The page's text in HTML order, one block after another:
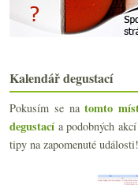
Proč nedávat víno
Neuburské a
7x Experimentální
Còlfondo Agricolo a
DNA Meunieru s
Mladá Menciá a
Výtečné Fino del
Mlaďoši od Martina
Kalendář degustací
Pokusím se natomto
degustacía podobných
tipy na zapomenuté události!